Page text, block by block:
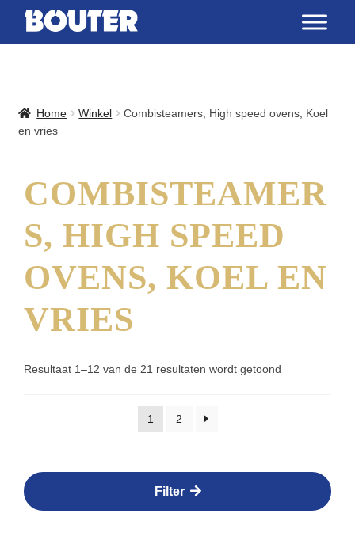
Home Winkel
Combisteamers, High speed ovens, Koel
en vries
COMBISTEAMER
S, HIGH SPEED
OVENS, KOEL EN
VRIES
Resultaat 1–12 van de 21 resultaten wordt getoond
1 2
Filter